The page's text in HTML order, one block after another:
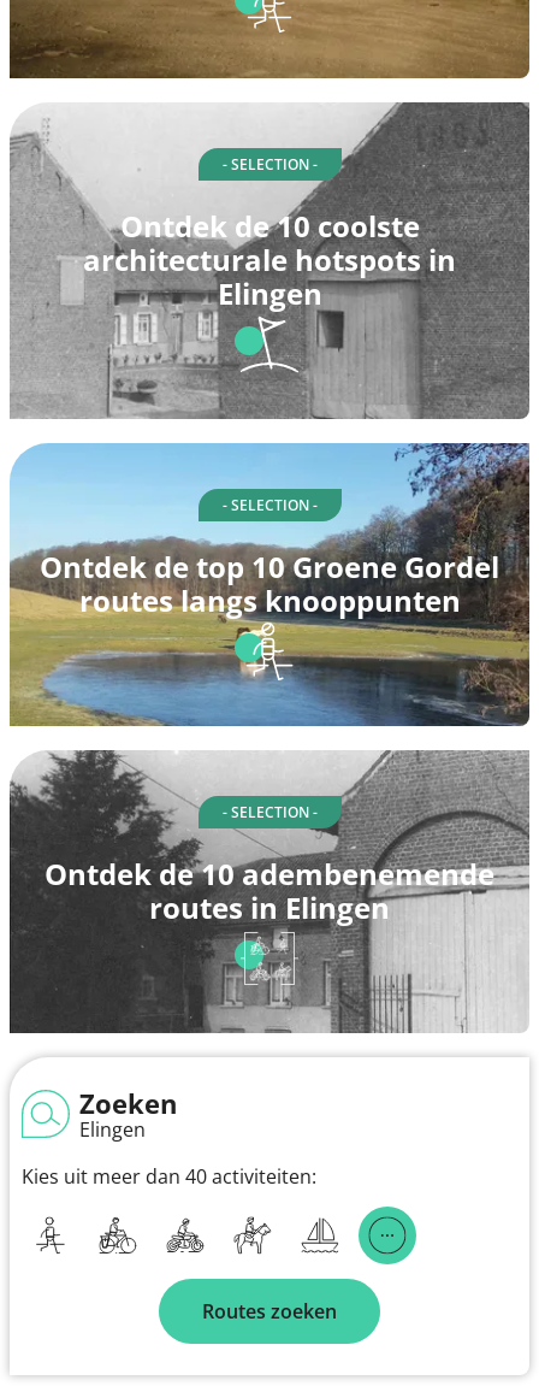
- SELECTION -
Ontdek de 10 coolste
architecturale hotspots in
Elingen
- SELECTION -
Ontdek de top 10 Groene Gordel
routes langs knooppunten
- SELECTION -
Ontdek de 10 adembenemende
routes in Elingen
Zoeken
Elingen
Kies uit meer dan 40 activiteiten:
Routes zoeken